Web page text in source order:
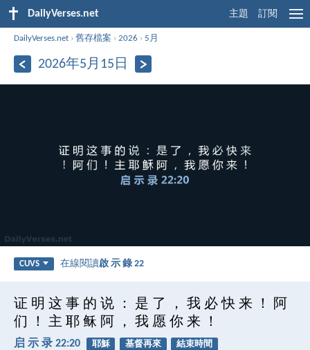
DailyVerses.net 主題 訂閱
DailyVerses.net ›舊存檔案 ›2026 ›5月
2026年5月15日
CUVS 在線閱讀啟 示 錄 22
证 明 这 事 的 说 ： 是 了 ， 我 必 快 来 ！ 阿
们 ！ 主 耶 稣 阿 ， 我 愿 你 来 ！
启 示 录 22:20 耶穌 基督再來 結束時間